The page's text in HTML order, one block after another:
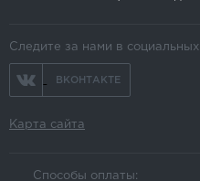
Следите за нами в социальных
ВКОНТАКТЕ
Карта сайта
Способы оплаты: